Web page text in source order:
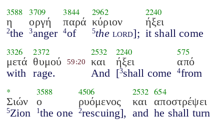
3588
η
2the
3709
οργή
3anger
3844
παρά
4of
2962
κύριον
5the lord];
2240
ήξει
it shall come
3326
μετά
with
2372
θυμού
rage.
59:20
2532
και
And
2240
ήξει
[3shall come
575
από
4from
*
Σιών
5Zion
3588
ο
1 the one
4506
ρυόμενος
2rescuing],
2532
και
and
654
αποστρέψει
he shall turn